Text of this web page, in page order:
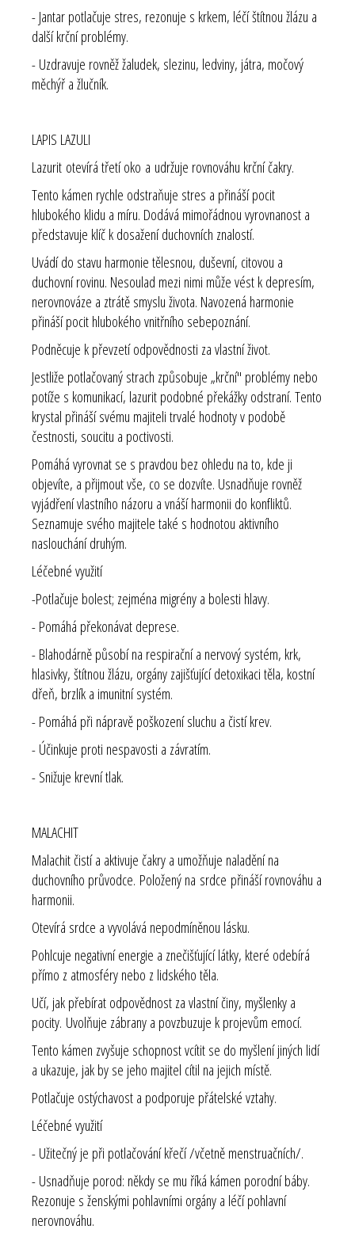
- Jantar potlačuje stres, rezonuje s krkem, léčí štítnou žlázu a
další krční problémy.
- Uzdravuje rovněž žaludek, slezinu, ledviny, játra, močový
měchýř a žlučník.
LAPIS LAZULI
Lazurit otevírá třetí oko a udržuje rovnováhu krční čakry.
Tento kámen rychle odstraňuje stres a přináší pocit
hlubokého klidu a míru. Dodává mimořádnou vyrovnanost a
představuje klíč k dosažení duchovních znalostí.
Uvádí do stavu harmonie tělesnou, duševní, citovou a
duchovní rovinu. Nesoulad mezi nimi může vést k depresím,
nerovnováze a ztrátě smyslu života. Navozená harmonie
přináší pocit hlubokého vnitřního sebepoznání.
Podněcuje k převzetí odpovědnosti za vlastní život.
Jestliže potlačovaný strach způsobuje „krční" problémy nebo
potíže s komunikací, lazurit podobné překážky odstraní. Tento
krystal přináší svému majiteli trvalé hodnoty v podobě
čestnosti, soucitu a poctivosti.
Pomáhá vyrovnat se s pravdou bez ohledu na to, kde ji
objevíte, a přijmout vše, co se dozvíte. Usnadňuje rovněž
vyjádření vlastního názoru a vnáší harmonii do konfliktů.
Seznamuje svého majitele také s hodnotou aktivního
naslouchání druhým.
Léčebné využití
-Potlačuje bolest; zejména migrény a bolesti hlavy.
- Pomáhá překonávat deprese.
- Blahodárně působí na respirační a nervový systém, krk,
hlasivky, štítnou žlázu, orgány zajišťující detoxikaci těla, kostní
dřeň, brzlík a imunitní systém.
- Pomáhá při nápravě poškození sluchu a čistí krev.
- Účinkuje proti nespavosti a závratím.
- Snižuje krevní tlak.
MALACHIT
Malachit čistí a aktivuje čakry a umožňuje naladění na
duchovního průvodce. Položený na srdce přináší rovnováhu a
harmonii.
Otevírá srdce a vyvolává nepodmíněnou lásku.
Pohlcuje negativní energie a znečišťující látky, které odebírá
přímo z atmosféry nebo z lidského těla.
Učí, jak přebírat odpovědnost za vlastní činy, myšlenky a
pocity. Uvolňuje zábrany a povzbuzuje k projevům emocí.
Tento kámen zvyšuje schopnost vcítit se do myšlení jiných lidí
a ukazuje, jak by se jeho majitel cítil na jejich místě.
Potlačuje ostýchavost a podporuje přátelské vztahy.
Léčebné využití
- Užitečný je při potlačování křečí /včetně menstruačních/.
- Usnadňuje porod: někdy se mu říká kámen porodní báby.
Rezonuje s ženskými pohlavními orgány a léčí pohlavní
nerovnováhu.